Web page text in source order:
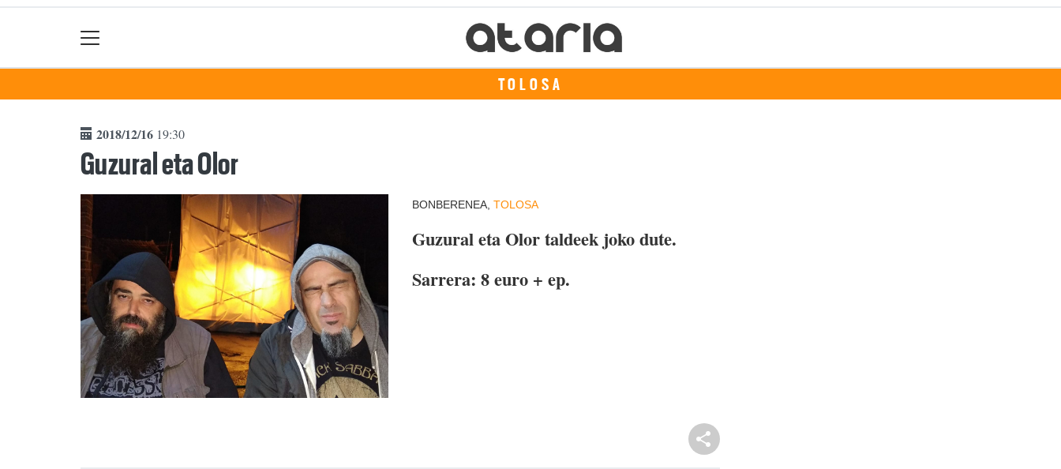
TOLOSA
2018/12/16 19:30
Guzural eta Olor
BONBERENEA, TOLOSA
Guzural eta Olor taldeek joko dute.
Sarrera: 8 euro + ep.